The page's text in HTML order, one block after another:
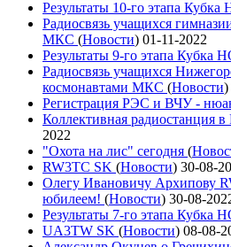
Результаты 10-го этапа Кубка
Радиосвязь учащихся
МКС (Новости) 01-11-2022
Результаты 9-го этапа Кубка
Радиосвязь учащихся
космонавтами МКС (Новости)
Регистрация РЭС и ВЧУ -
Коллективная радиостанция
2022
"Охота на лис" сегодня (
RW3TC SK (Новости) 30-08-
Олегу Ивановичу Архипову
юбилеем! (Новости) 30-08-
Результаты 7-го этапа Кубка
UA3TW SK (Новости) 08-08-